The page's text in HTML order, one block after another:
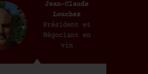
Jean-Claude
Louchez
Président et
Négociant en
vin